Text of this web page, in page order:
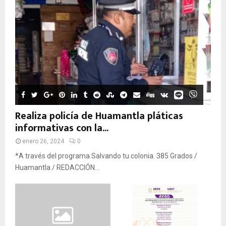
Realiza policía de Huamantla pláticas
informativas con la...
enero 26, 2024 0
*A través del programa Salvando tu colonia. 385 Grados /
Huamantla / REDACCIÓN...